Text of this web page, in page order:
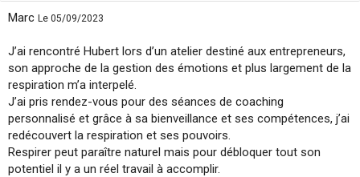
Marc Le 05/09/2023
J’ai rencontré Hubert lors d’un atelier destiné aux entrepreneurs,
son approche de la gestion des émotions et plus largement de la
respiration m’a interpelé.
J’ai pris rendez-vous pour des séances de coaching
personnalisé et grâce à sa bienveillance et ses compétences, j’ai
redécouvert la respiration et ses pouvoirs.
Respirer peut paraître naturel mais pour débloquer tout son
potentiel il y a un réel travail à accomplir.